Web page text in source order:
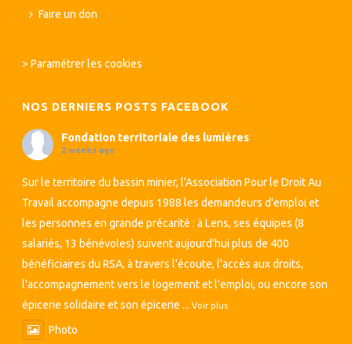
Faire un don
>Paramétrer les cookies
NOS DERNIERS POSTS FACEBOOK
Fondation territoriale des lumières
2 weeks ago
Sur le territoire du bassin minier, l'Association Pour le Droit Au
Travail accompagne depuis 1988 les demandeurs d'emploi et
les personnes en grande précarité : à Lens, ses équipes (8
salariés, 13 bénévoles) suivent aujourd'hui plus de 400
bénéficiaires du RSA, à travers l'écoute, l'accès aux droits,
l'accompagnement vers le logement et l'emploi, ou encore son
épicerie solidaire et son épicerie ...Voir plus
Photo